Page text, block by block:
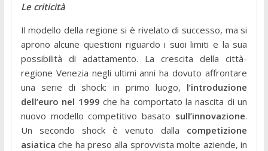
Le criticità
Il modello della regione si è rivelato di successo, ma si
aprono alcune questioni riguardo i suoi limiti e la sua
possibilità di adattamento. La crescita della città-
regione Venezia negli ultimi anni ha dovuto affrontare
una serie di shock: in primo luogo, l’introduzione
dell’euro nel 1999 che ha comportato la nascita di un
nuovo modello competitivo basato sull’innovazione.
Un secondo shock è venuto dalla competizione
asiatica che ha preso alla sprovvista molte aziende, in